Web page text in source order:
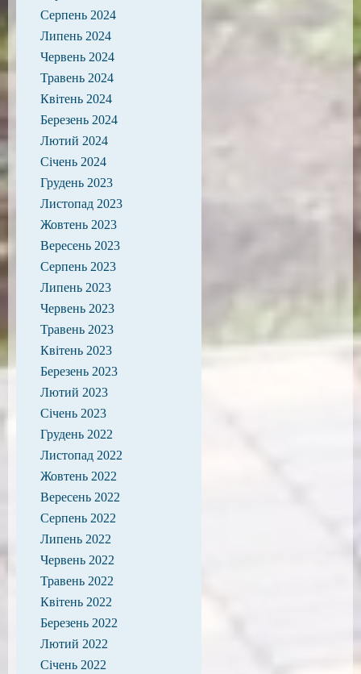
Серпень 2024
Липень 2024
Червень 2024
Травень 2024
Квітень 2024
Березень 2024
Лютий 2024
Січень 2024
Грудень 2023
Листопад 2023
Жовтень 2023
Вересень 2023
Серпень 2023
Липень 2023
Червень 2023
Травень 2023
Квітень 2023
Березень 2023
Лютий 2023
Січень 2023
Грудень 2022
Листопад 2022
Жовтень 2022
Вересень 2022
Серпень 2022
Липень 2022
Червень 2022
Травень 2022
Квітень 2022
Березень 2022
Лютий 2022
Січень 2022